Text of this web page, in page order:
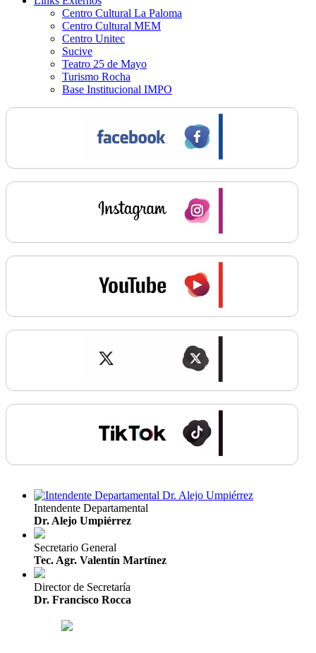
Centro Cultural La Paloma
Centro Cultural MEM
Centro Unitec
Sucive
Teatro 25 de Mayo
Turismo Rocha
Base Institucional IMPO
Intendente Departamental
Dr. Alejo Umpiérrez
Secretario General
Tec. Agr. Valentín Martínez
Director de Secretaría
Dr. Francisco Rocca